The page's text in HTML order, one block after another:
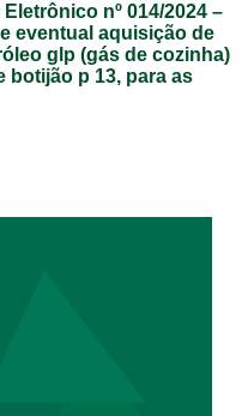
nº 014/2024 –
eventual aquisição de
glp (gás de cozinha)
botijão p 13, para as